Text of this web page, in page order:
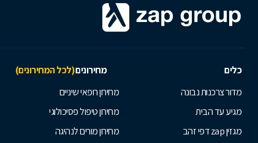
כלים מחירונים(לכל המחירונים)
מדור צרכנות נבונה
מגיע עד הבית
מגזין zap דפי זהב
מחירון רופאי שיניים
מחירון טיפול פסיכולוגי
מחירון מורים לנהיגה